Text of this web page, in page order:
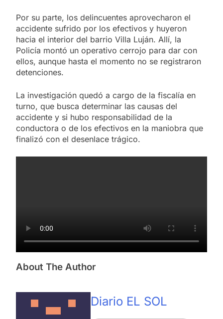
Por su parte, los delincuentes aprovecharon el
accidente sufrido por los efectivos y huyeron
hacia el interior del barrio Villa Luján. Allí, la
Policía montó un operativo cerrojo para dar con
ellos, aunque hasta el momento no se registraron
detenciones.
La investigación quedó a cargo de la fiscalía en
turno, que busca determinar las causas del
accidente y si hubo responsabilidad de la
conductora o de los efectivos en la maniobra que
finalizó con el desenlace trágico.
About The Author
Diario EL SOL